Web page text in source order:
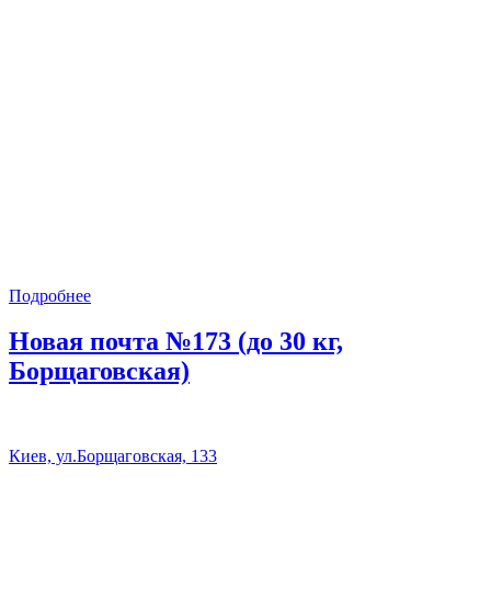
Подробнее
Новая почта №173 (до 30 кг,
Борщаговская)
Киев, ул.Борщаговская, 133